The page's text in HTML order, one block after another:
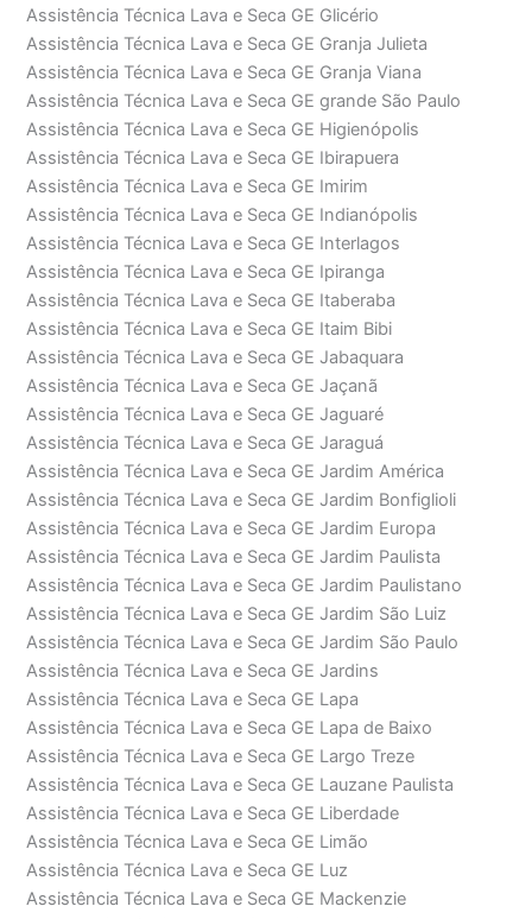
Assistência Técnica Lava e Seca GE Glicério
Assistência Técnica Lava e Seca GE Granja Julieta
Assistência Técnica Lava e Seca GE Granja Viana
Assistência Técnica Lava e Seca GE grande São Paulo
Assistência Técnica Lava e Seca GE Higienópolis
Assistência Técnica Lava e Seca GE Ibirapuera
Assistência Técnica Lava e Seca GE Imirim
Assistência Técnica Lava e Seca GE Indianópolis
Assistência Técnica Lava e Seca GE Interlagos
Assistência Técnica Lava e Seca GE Ipiranga
Assistência Técnica Lava e Seca GE Itaberaba
Assistência Técnica Lava e Seca GE Itaim Bibi
Assistência Técnica Lava e Seca GE Jabaquara
Assistência Técnica Lava e Seca GE Jaçanã
Assistência Técnica Lava e Seca GE Jaguaré
Assistência Técnica Lava e Seca GE Jaraguá
Assistência Técnica Lava e Seca GE Jardim América
Assistência Técnica Lava e Seca GE Jardim Bonfiglioli
Assistência Técnica Lava e Seca GE Jardim Europa
Assistência Técnica Lava e Seca GE Jardim Paulista
Assistência Técnica Lava e Seca GE Jardim Paulistano
Assistência Técnica Lava e Seca GE Jardim São Luiz
Assistência Técnica Lava e Seca GE Jardim São Paulo
Assistência Técnica Lava e Seca GE Jardins
Assistência Técnica Lava e Seca GE Lapa
Assistência Técnica Lava e Seca GE Lapa de Baixo
Assistência Técnica Lava e Seca GE Largo Treze
Assistência Técnica Lava e Seca GE Lauzane Paulista
Assistência Técnica Lava e Seca GE Liberdade
Assistência Técnica Lava e Seca GE Limão
Assistência Técnica Lava e Seca GE Luz
Assistência Técnica Lava e Seca GE Mackenzie